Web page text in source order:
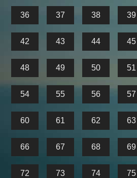
36 37 38 39
42 43 44 45
48 49 50 51
54 55 56 57
60 61 62 63
66 67 68 69
72 73 74 75